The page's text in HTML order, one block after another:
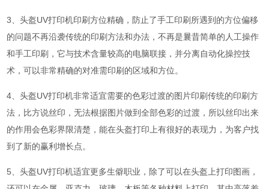
3、头盔UV打印机印刷方位精确，防止了手工印刷所遇到的方位偏移
的问题不再沿袭传统的印刷方法和办法，不再是曩昔简单的人工操作
和手工印刷，它与技术含量较高的电脑联接，并分离自动化操控技
术，可以非常精确的对准需印刷的区域和方位。
4、头盔UV打印机非常适宜需要的色彩过渡的图片印刷传统的印刷方
法，比方说丝印，无法根据图片做到全部色彩的过渡，所以丝印出来
的作用会色彩界限清楚，能在头盔打印上有很好的表现力，为客户找
到了新的赢利增长点。
5、头盔UV打印机适宜更多生僻职业，除了可以在头盔上打印图画，